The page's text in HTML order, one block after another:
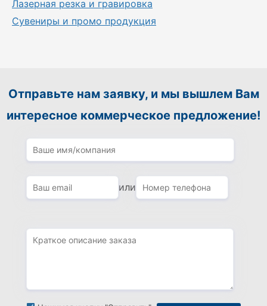
Лазерная резка и гравировка
Сувениры и промо продукция
Отправьте нам заявку, и мы вышлем Вам
интересное коммерческое предложение!
или